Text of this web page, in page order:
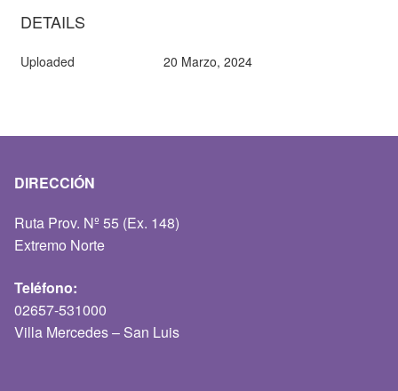
DETAILS
Uploaded 20 Marzo, 2024
DIRECCIÓN
Ruta Prov. Nº 55 (Ex. 148)
Extremo Norte
Teléfono:
02657-531000
Villa Mercedes – San Luis